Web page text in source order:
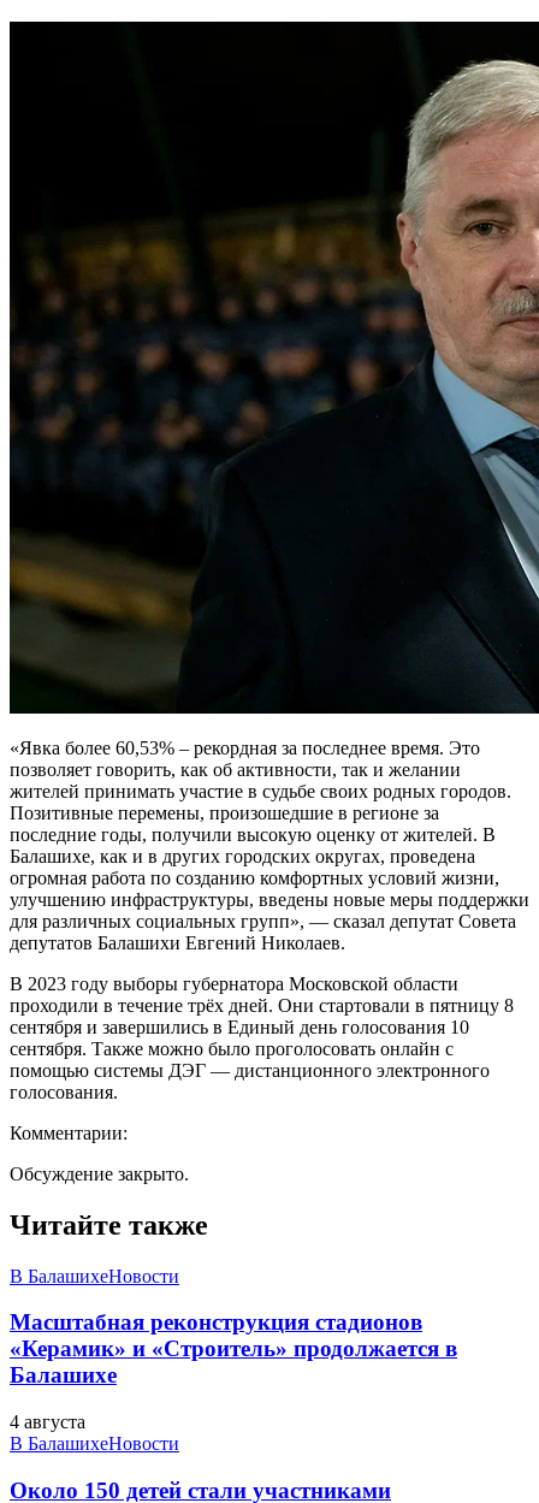
«Явка более 60,53% – рекордная за последнее время. Это
позволяет говорить, как об активности, так и желании
жителей принимать участие в судьбе своих родных городов.
Позитивные перемены, произошедшие в регионе за
последние годы, получили высокую оценку от жителей. В
Балашихе, как и в других городских округах, проведена
огромная работа по созданию комфортных условий жизни,
улучшению инфраструктуры, введены новые меры поддержки
для различных социальных групп», — сказал депутат Совета
депутатов Балашихи Евгений Николаев.
В 2023 году выборы губернатора Московской области
проходили в течение трёх дней. Они стартовали в пятницу 8
сентября и завершились в Единый день голосования 10
сентября. Также можно было проголосовать онлайн с
помощью системы ДЭГ — дистанционного электронного
голосования.
Комментарии:
Обсуждение закрыто.
Читайте также
В БалашихеНовости
Масштабная реконструкция стадионов
«Керамик» и «Строитель» продолжается в
Балашихе
4 августа
В БалашихеНовости
Около 150 детей стали участниками